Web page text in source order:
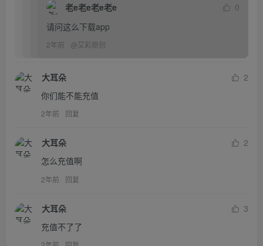
老e老e老e老e
0
请问这么下载app
2年前 @艾彩原创
大耳朵
2
你们能不能充值
2年前 回复
大耳朵
2
怎么充值啊
2年前 回复
大耳朵
3
充值不了了